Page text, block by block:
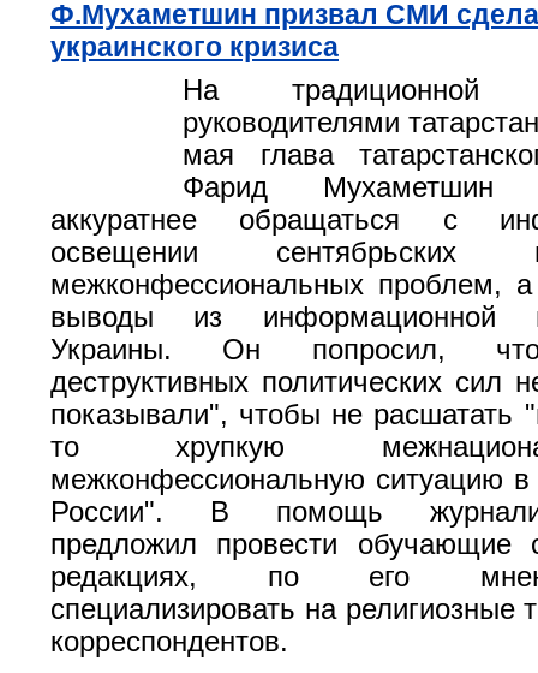
Ф.Мухаметшин призвал СМИ
украинского кризиса
На
руководителями
мая глава
Фарид Мухаметшин
аккуратнее обращаться с
освещении
межконфессиональных проблем, а
выводы из информационной
Украины. Он попросил,
деструктивных политических сил
показывали", чтобы не расшатать
то хрупкую
межконфессиональную ситуацию в
России". В помощь
предложил провести
редакциях, по его
специализировать на религиозные
корреспондентов.